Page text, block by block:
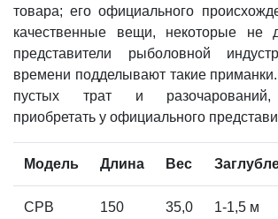
товара; его официального
качественные вещи, некоторые не
представители рыболовной
времени подделывают такие
пустых трат и разочарований,
приобретать у официального
Модель Длина Вес
CPB
150
35,0
1-1,5 м